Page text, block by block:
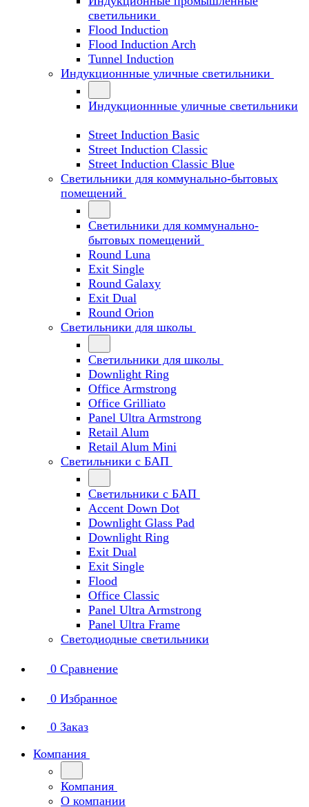
светильники
Flood Induction
Flood Induction Arch
Tunnel Induction
Индукционнные уличные светильники
Индукционнные уличные светильники
Street Induction Basic
Street Induction Classic
Street Induction Classic Blue
Светильники для коммунально-бытовых
помещений
Светильники для коммунально-
бытовых помещений
Round Luna
Exit Single
Round Galaxy
Exit Dual
Round Orion
Светильники для школы
Светильники для школы
Downlight Ring
Office Armstrong
Office Grilliato
Panel Ultra Armstrong
Retail Alum
Retail Alum Mini
Светильники с БАП
Светильники с БАП
Accent Down Dot
Downlight Glass Pad
Downlight Ring
Exit Dual
Exit Single
Flood
Office Classic
Panel Ultra Armstrong
Panel Ultra Frame
Светодиодные светильники
0 Сравнение
0 Избранное
0 Заказ
Компания
Компания
О компании